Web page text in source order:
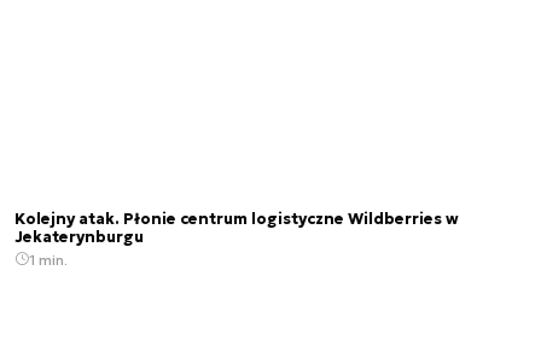
Kolejny atak. Płonie centrum logistyczne Wildberries w
Jekaterynburgu
1 min.